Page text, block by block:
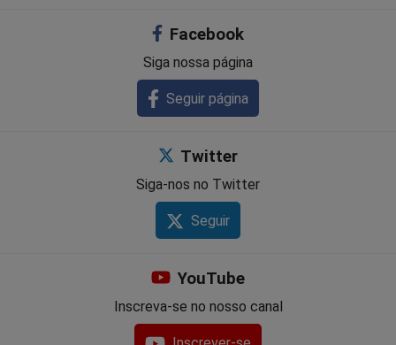
Facebook
Siga nossa página
Seguir página
Twitter
Siga-nos no Twitter
Seguir
YouTube
Inscreva-se no nosso canal